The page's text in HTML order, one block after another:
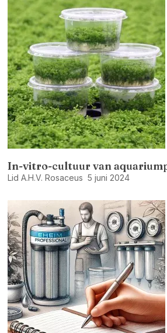
In-vitro-cultuur van
Lid A.H.V. Rosaceus 5 juni 2024